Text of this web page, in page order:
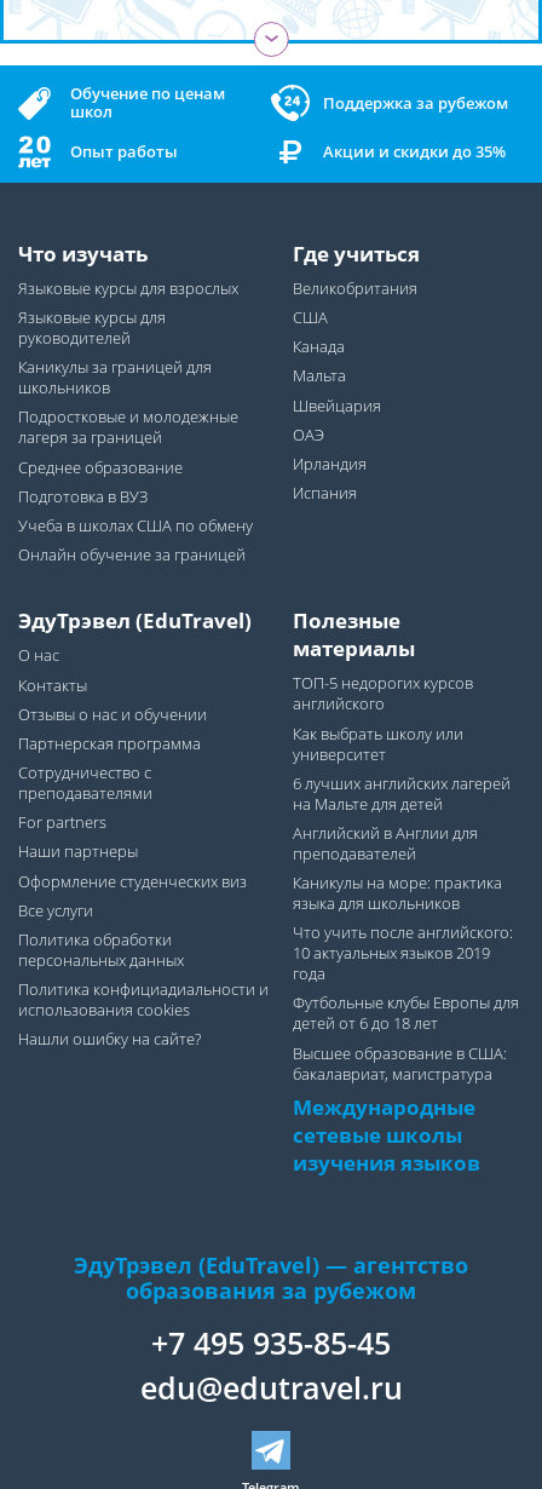
›
Обучение по ценам
школ
Поддержка за рубежом
Опыт работы Акции и скидки до 35%
Что изучать
Языковые курсы для взрослых
Языковые курсы для
руководителей
Каникулы за границей для
школьников
Подростковые и молодежные
лагеря за границей
Среднее образование
Подготовка в ВУЗ
Учеба в школах США по обмену
Онлайн обучение за границей
Где учиться
Великобритания
США
Канада
Мальта
Швейцария
ОАЭ
Ирландия
Испания
ЭдуТрэвел (EduTravel)
О нас
Контакты
Отзывы о нас и обучении
Партнерская программа
Сотрудничество с
преподавателями
For partners
Наши партнеры
Оформление студенческих виз
Все услуги
Политика обработки
персональных данных
Политика конфициадиальности и
использования cookies
Нашли ошибку на сайте?
Полезные
материалы
ТОП-5 недорогих курсов
английского
Как выбрать школу или
университет
6 лучших английских лагерей
на Мальте для детей
Английский в Англии для
преподавателей
Каникулы на море: практика
языка для школьников
Что учить после английского:
10 актуальных языков 2019
года
Футбольные клубы Европы для
детей от 6 до 18 лет
Высшее образование в США:
бакалавриат, магистратура
Международные
сетевые школы
изучения языков
ЭдуТрэвел (EduTravel) — агентство
образования за рубежом
+7 495 935-85-45
edu@edutravel.ru